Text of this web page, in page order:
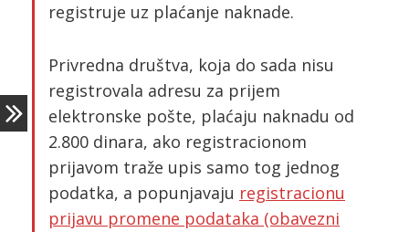
registruje uz plaćanje naknade.
Privredna društva, koja do sada nisu
registrovala adresu za prijem
elektronske pošte, plaćaju naknadu od
2.800 dinara, ako registracionom
prijavom traže upis samo tog jednog
podatka, a popunjavaju registracionu
prijavu promene podataka (obavezni